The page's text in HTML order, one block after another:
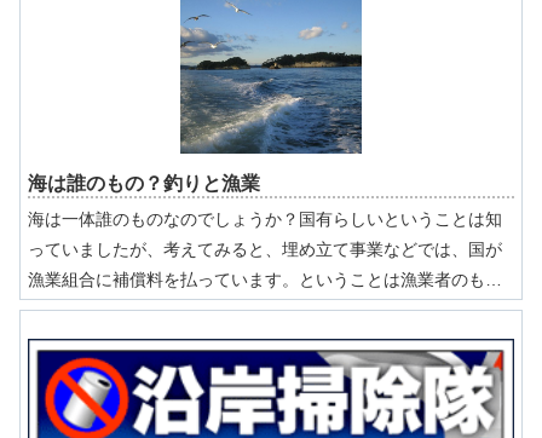
てる魚くらいは漢字で書けるようになりたいね。さて、貴方は
いくつ読み書きできるかな？
海は誰のもの？釣りと漁業
海は一体誰のものなのでしょうか？国有らしいということは知
っていましたが、考えてみると、埋め立て事業などでは、国が
漁業組合に補償料を払っています。ということは漁業者のもの
～うん？分からなくなりますね。ということで、ちょっと調べ
てみますと、これには漁業法という法律が絡んでいることが分
かりました。以下資料を書き出しますと…